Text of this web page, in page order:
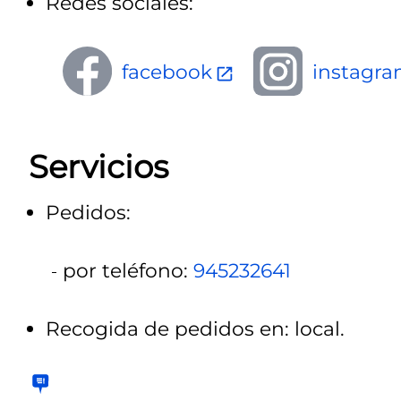
facebook
Servicios
Pedidos:
por teléfono: 945232641
Recogida de pedidos en: local.